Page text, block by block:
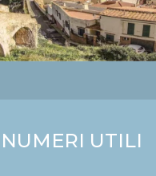
NUMERI UTILI